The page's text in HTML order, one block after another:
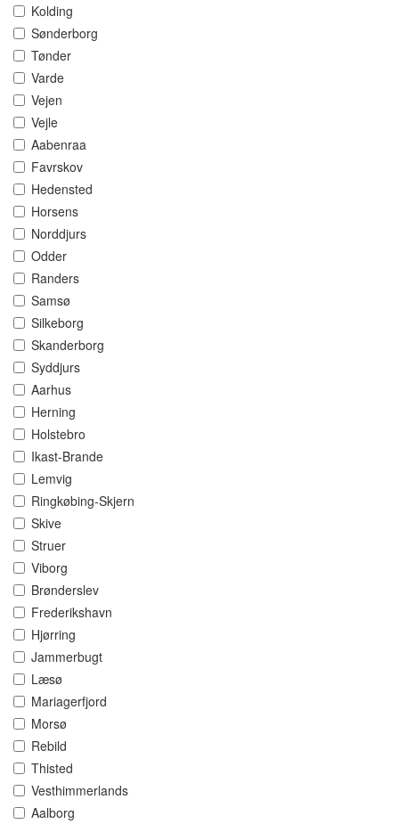
Kolding
Sønderborg
Tønder
Varde
Vejen
Vejle
Aabenraa
Favrskov
Hedensted
Horsens
Norddjurs
Odder
Randers
Samsø
Silkeborg
Skanderborg
Syddjurs
Aarhus
Herning
Holstebro
Ikast-Brande
Lemvig
Ringkøbing-Skjern
Skive
Struer
Viborg
Brønderslev
Frederikshavn
Hjørring
Jammerbugt
Læsø
Mariagerfjord
Morsø
Rebild
Thisted
Vesthimmerlands
Aalborg